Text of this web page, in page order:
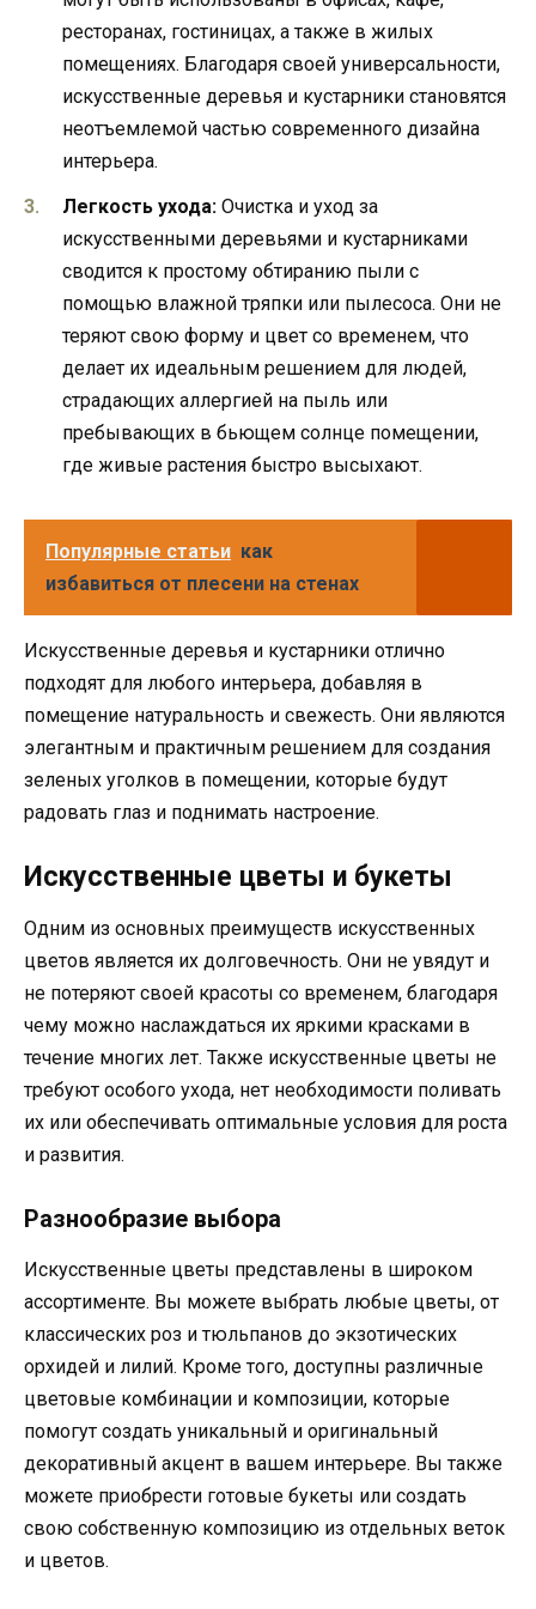
ресторанах, гостиницах, а также в жилых
помещениях. Благодаря своей универсальности,
искусственные деревья и кустарники становятся
неотъемлемой частью современного дизайна
интерьера.
Легкость ухода: Очистка и уход за
искусственными деревьями и кустарниками
сводится к простому обтиранию пыли с
помощью влажной тряпки или пылесоса. Они не
теряют свою форму и цвет со временем, что
делает их идеальным решением для людей,
страдающих аллергией на пыль или
пребывающих в бьющем солнце помещении,
где живые растения быстро высыхают.
Популярные статьи как
избавиться от плесени на стенах
Искусственные деревья и кустарники отлично
подходят для любого интерьера, добавляя в
помещение натуральность и свежесть. Они являются
элегантным и практичным решением для создания
зеленых уголков в помещении, которые будут
радовать глаз и поднимать настроение.
Искусственные цветы и букеты
Одним из основных преимуществ искусственных
цветов является их долговечность. Они не увядут и
не потеряют своей красоты со временем, благодаря
чему можно наслаждаться их яркими красками в
течение многих лет. Также искусственные цветы не
требуют особого ухода, нет необходимости поливать
их или обеспечивать оптимальные условия для роста
и развития.
Разнообразие выбора
Искусственные цветы представлены в широком
ассортименте. Вы можете выбрать любые цветы, от
классических роз и тюльпанов до экзотических
орхидей и лилий. Кроме того, доступны различные
цветовые комбинации и композиции, которые
помогут создать уникальный и оригинальный
декоративный акцент в вашем интерьере. Вы также
можете приобрести готовые букеты или создать
свою собственную композицию из отдельных веток
и цветов.